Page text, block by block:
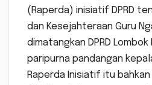
(Raperda) inisiatif DPRD
dan Kesejahteraan Guru
dimatangkan DPRD
paripurna pandangan
Raperda Inisiatif itu